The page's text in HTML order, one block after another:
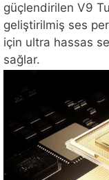
güçlendirilen V9
geliştirilmiş ses
için ultra hassas
sağlar.